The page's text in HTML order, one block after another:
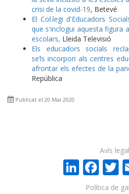
crisi de la covid-19, Betevé
El Col.legi d'Educadors
que s'inclogui aquesta figura
escolars, Lleida Televisió
Els educadors socials
se’ls incorpori als centres
afrontar els efectes de la
República
Publicat el 20 Mai 2020
Política de
Avís legal